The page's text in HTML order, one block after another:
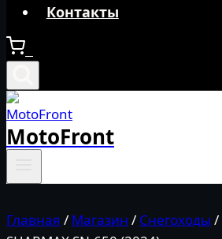
Контакты
MotoFront
Главная / Магазин / Снегоходы /